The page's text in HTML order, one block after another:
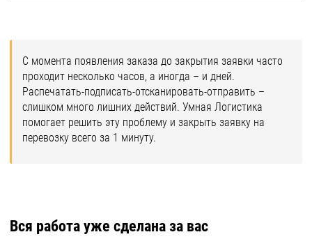
С момента появления заказа до закрытия заявки часто
проходит несколько часов, а иногда – и дней.
Распечатать-подписать-отсканировать-отправить –
слишком много лишних действий. Умная Логистика
помогает решить эту проблему и закрыть заявку на
перевозку всего за 1 минуту.
Вся работа уже сделана за вас